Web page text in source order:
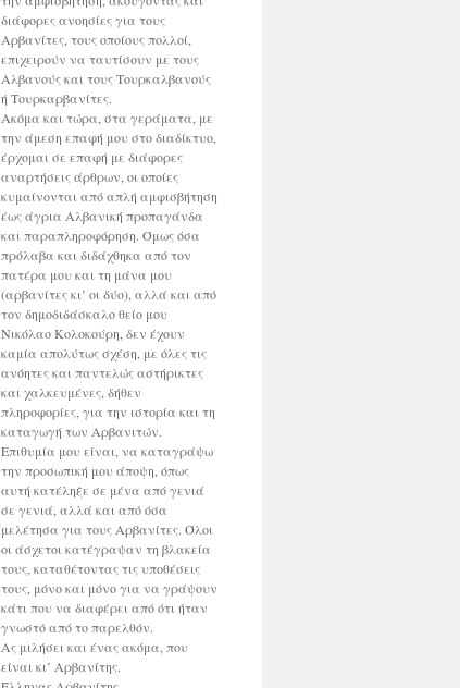
διάφορες ανοησίες για τους
Αρβανίτες, τους οποίους πολλοί,
επιχειρούν να ταυτίσουν με τους
Αλβανούς και τους Τουρκαλβανούς
ή Τουρκαρβανίτες.
Ακόμα και τώρα, στα γεράματα, με
την άμεση επαφή μου στο διαδίκτυο,
έρχομαι σε επαφή με διάφορες
αναρτήσεις άρθρων, οι οποίες
κυμαίνονται από απλή αμφισβήτηση
έως άγρια Αλβανική προπαγάνδα
και παραπληροφόρηση. Όμως όσα
πρόλαβα και διδάχθηκα από τον
πατέρα μου και τη μάνα μου
(αρβανίτες κι’ οι δύο), αλλά και από
τον δημοδιδάσκαλο θείο μου
Νικόλαο Κολοκούρη, δεν έχουν
καμία απολύτως σχέση, με όλες τις
ανόητες και παντελώς αστήρικτες
και χαλκευμένες, δήθεν
πληροφορίες, για την ιστορία και τη
καταγωγή των Αρβανιτών.
Επιθυμία μου είναι, να καταγράψω
την προσωπική μου άποψη, όπως
αυτή κατέληξε σε μένα από γενιά
σε γενιά, αλλά και από όσα
μελέτησα για τους Αρβανίτες. Όλοι
οι άσχετοι κατέγραψαν τη βλακεία
τους, καταθέτοντας τις υποθέσεις
τους, μόνο και μόνο για να γράψουν
κάτι που να διαφέρει από ότι ήταν
γνωστό από το παρελθόν.
Ας μιλήσει και ένας ακόμα, που
είναι κι’ Αρβανίτης.